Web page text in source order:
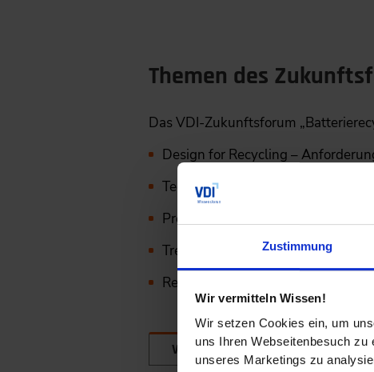
Zustimmung
Wir vermitteln Wissen!
Wir setzen Cookies ein, um
uns Ihren Webseitenbesuch
unseres Marketings zu
Themen des
Das VDI-Zukunftsforum
Design for Recycling –
Technologien & Prozesse des
Produktions- & Prozessintegration
Trends und Innovationen
Regulatorische Anforderungen
Veranstaltungstag